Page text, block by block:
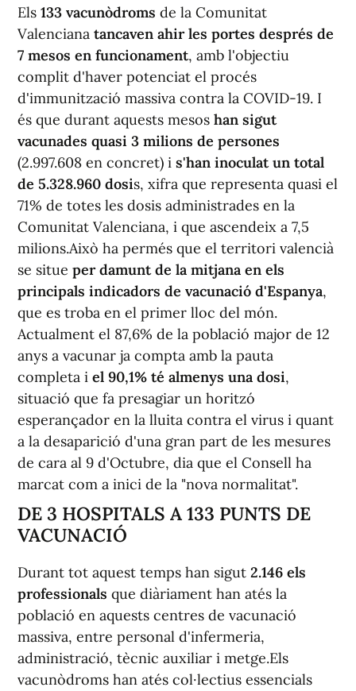
Els 133 vacunòdroms de la Comunitat
Valenciana tancaven ahir les portes després de
7 mesos en funcionament, amb l'objectiu
complit d'haver potenciat el procés
d'immunització massiva contra la COVID-19. I
és que durant aquests mesos han sigut
vacunades quasi 3 milions de persones
(2.997.608 en concret) i s'han inoculat un total
de 5.328.960 dosis, xifra que representa quasi el
71% de totes les dosis administrades en la
Comunitat Valenciana, i que ascendeix a 7,5
milions.Això ha permés que el territori valencià
se situe per damunt de la mitjana en els
principals indicadors de vacunació d'Espanya,
que es troba en el primer lloc del món.
Actualment el 87,6% de la població major de 12
anys a vacunar ja compta amb la pauta
completa i el 90,1% té almenys una dosi,
situació que fa presagiar un horitzó
esperançador en la lluita contra el virus i quant
a la desaparició d'una gran part de les mesures
de cara al 9 d'Octubre, dia que el Consell ha
marcat com a inici de la "nova normalitat".
DE 3 HOSPITALS A 133 PUNTS DE
VACUNACIÓ
Durant tot aquest temps han sigut 2.146 els
professionals que diàriament han atés la
població en aquests centres de vacunació
massiva, entre personal d'infermeria,
administració, tècnic auxiliar i metge.Els
vacunòdroms han atés col·lectius essencials